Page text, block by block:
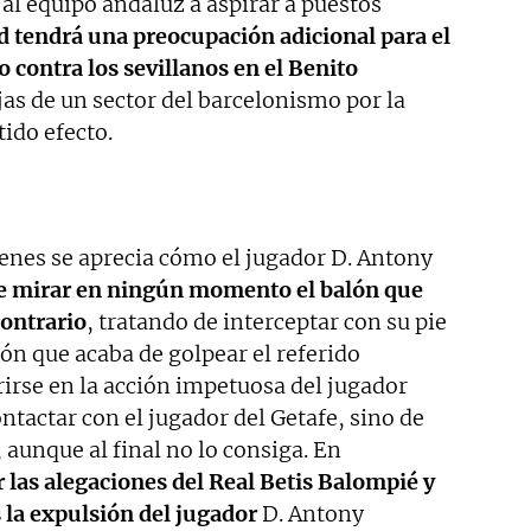
tendrá una preocupación adicional para el
contra los sevillanos en el Benito
de un sector del barcelonismo por la
efecto.
se aprecia cómo el jugador D. Antony
mirar en ningún momento el balón que
, tratando de interceptar con su pie
que acaba de golpear el referido
en la acción impetuosa del jugador
con el jugador del Getafe, sino de
al final no lo consiga. En
alegaciones del Real Betis Balompié y
expulsión del jugadorD. Antony